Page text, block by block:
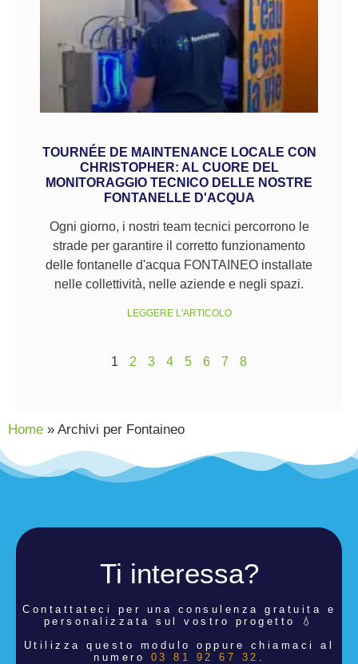
TOURNÉE DE MAINTENANCE LOCALE CON
CHRISTOPHER: AL CUORE DEL
MONITORAGGIO TECNICO DELLE NOSTRE
FONTANELLE D'ACQUA
Ogni giorno, i nostri team tecnici percorrono le
strade per garantire il corretto funzionamento
delle fontanelle d'acqua FONTAINEO installate
nelle collettività, nelle aziende e negli spazi.
LEGGERE L'ARTICOLO
1 2 3 4 5 6 7 8
Home » Archivi per Fontaineo
Ti interessa?
Contattateci per una consulenza gratuita e
personalizzata sul vostro progetto 💧
Utilizza questo modulo oppure chiamaci al
numero 03 81 92 67 32